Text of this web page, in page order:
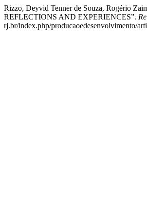
Rizzo, Deyvid Tenner de Souza, Rogério
REFLECTIONS AND EXPERIENCES”.
rj.br/index.php/producaoedesenvolvimento/